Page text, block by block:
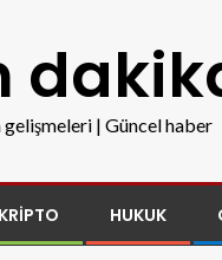
| Güncel haber
KRIPTO HUKUK